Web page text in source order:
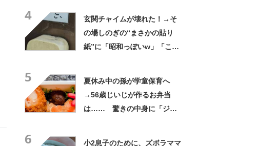
4
玄関チャイムが壊れた！→そ
の場しのぎの“まさかの貼り
紙”に「昭和っぽいw」「こん
5
夏休み中の孫が学童保育へ
→56歳じいじが作るお弁当
は…… 驚きの中身に「ジイ
6
小2息子のために、ズボラママ